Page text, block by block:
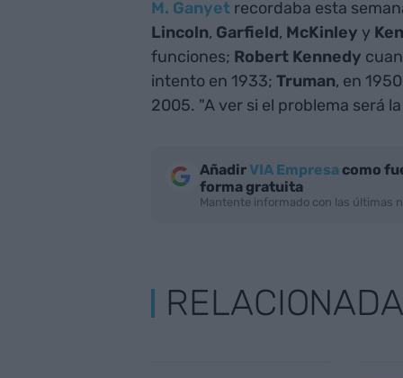
M. Ganyetrecordaba esta
Lincoln, Garfield, McKinley y
funciones; Robert Kennedy
intento en 1933; Truman, en
2005. "A ver si el problema será
AñadirVIA Empresacomo
forma gratuita
Mantente informado con las últimas